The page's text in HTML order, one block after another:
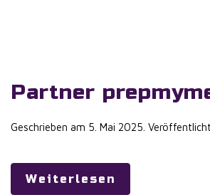
Partner
Geschrieben am 5. Mai 2025 .
Weiterlesen